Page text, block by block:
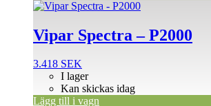
Vipar Spectra – P2000
3.418 SEK
I lager
Kan skickas idag
Lägg till i vagn